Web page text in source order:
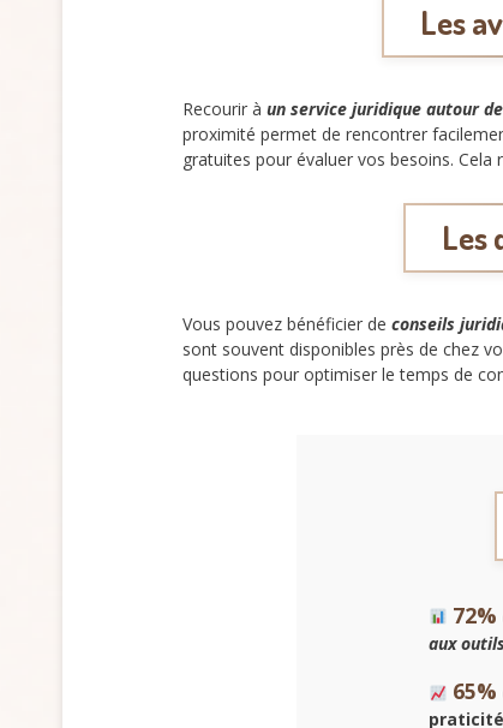
Les
Recourir à un service juridique autour
proximité permet de rencontrer
gratuites pour évaluer vos besoins. Cela
Les
Vous pouvez bénéficier de conseils
sont souvent disponibles près de chez
questions pour optimiser le temps de
72%
aux
65%